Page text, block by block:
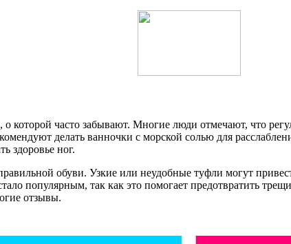
которой часто забывают. Многие люди отмечают, что
делать ванночки с морской солью для
здоровье ног.
обуви. Узкие или неудобные туфли могут
популярным, так как это помогает предотвратить
отзывы.